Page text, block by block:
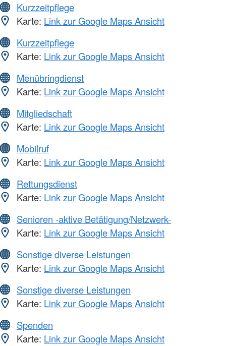
Kurzzeitpflege
Karte: Link zur Google Maps Ansicht
Kurzzeitpflege
Karte: Link zur Google Maps Ansicht
Menübringdienst
Karte: Link zur Google Maps Ansicht
Mitgliedschaft
Karte: Link zur Google Maps Ansicht
Mobilruf
Karte: Link zur Google Maps Ansicht
Rettungsdienst
Karte: Link zur Google Maps Ansicht
Senioren -aktive Betätigung/Netzwerk-
Karte: Link zur Google Maps Ansicht
Sonstige diverse Leistungen
Karte: Link zur Google Maps Ansicht
Sonstige diverse Leistungen
Karte: Link zur Google Maps Ansicht
Spenden
Karte: Link zur Google Maps Ansicht